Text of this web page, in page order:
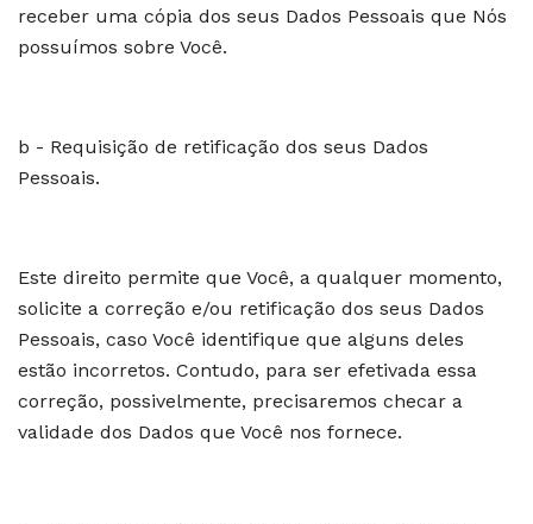
receber uma cópia dos seus Dados Pessoais que Nós
possuímos sobre Você.
b - Requisição de retificação dos seus Dados
Pessoais.
Este direito permite que Você, a qualquer momento,
solicite a correção e/ou retificação dos seus Dados
Pessoais, caso Você identifique que alguns deles
estão incorretos. Contudo, para ser efetivada essa
correção, possivelmente, precisaremos checar a
validade dos Dados que Você nos fornece.